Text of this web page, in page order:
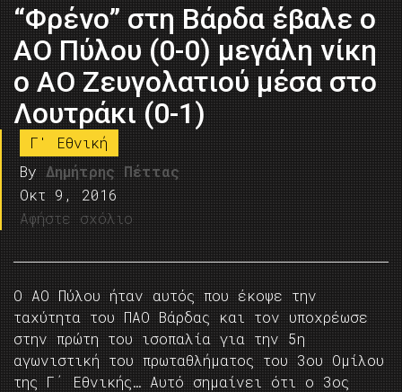
“Φρένο” στη Βάρδα έβαλε ο
ΑΟ Πύλου (0-0) μεγάλη νίκη
ο ΑΟ Ζευγολατιού μέσα στο
Λουτράκι (0-1)
Γ' Εθνική
By Δημήτρης Πέττας
Οκτ 9, 2016
Αφήστε σχόλιο
Ο ΑΟ Πύλου ήταν αυτός που έκοψε την
ταχύτητα του ΠΑΟ Βάρδας και τον υποχρέωσε
στην πρώτη του ισοπαλία για την 5η
αγωνιστική του πρωταθλήματος του 3ου Ομίλου
της Γ΄ Εθνικής… Αυτό σημαίνει ότι ο 3ος